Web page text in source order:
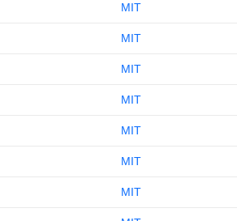
MIT
MIT
MIT
MIT
MIT
MIT
MIT